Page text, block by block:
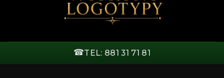
☎TEL: 881 31 71 81